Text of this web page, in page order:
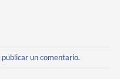
publicar un comentario.